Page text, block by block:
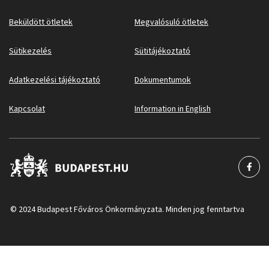
Beküldött ötletek Megvalósuló ötletek
Sütikezelés Sütitájékoztató
Adatkezelési tájékoztató Dokumentumok
Kapcsolat Information in English
© 2024 Budapest Főváros Önkormányzata. Minden jog fenntartva